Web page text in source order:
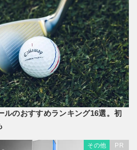
ルのおすすめランキング16選。初
その他 PR